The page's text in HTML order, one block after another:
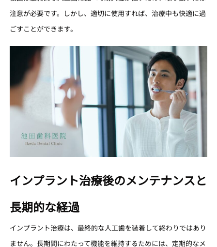
注意が必要です。しかし、適切に使用すれば、治療中も快適に過
ごすことができます。
インプラント治療後のメンテナンスと
長期的な経過
インプラント治療は、最終的な人工歯を装着して終わりではあり
ません。長期間にわたって機能を維持するためには、定期的なメ